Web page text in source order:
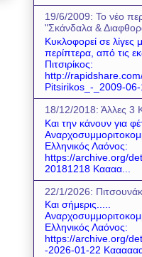
19/6/2009: Το νέο
"Σκάνδαλα &
Κυκλοφορεί σε λίγες
περίπτερα, από τις
Πιτσιρίκος:
http://
Pitsirikos_-_2009-06-
18/12/2018: Άλλες 3
Και την κάνουν για
Ελληνικός Λαόνος:
https://archive.org/
20181218 Καααα...
22/1/2026:
Και σήμερις.....
Ελληνικός Λαόνος:
https://archive.org/
-2026-01-22